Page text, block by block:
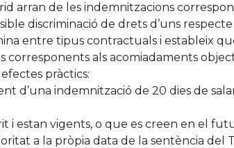
de les indemnitzacions
discriminació de drets d’uns respecte
entre tipus contractuals i estableix
corresponents als acomiadaments
pràctics:
d’una indemnització de 20 dies de
i estan vigents, o que es creen en el
a la pròpia data de la sentència del